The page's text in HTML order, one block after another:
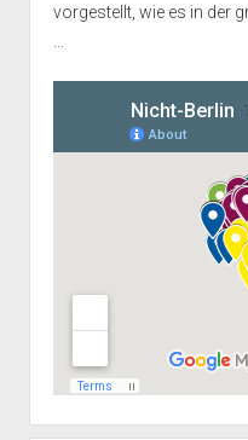
vorgestellt, wie es in der